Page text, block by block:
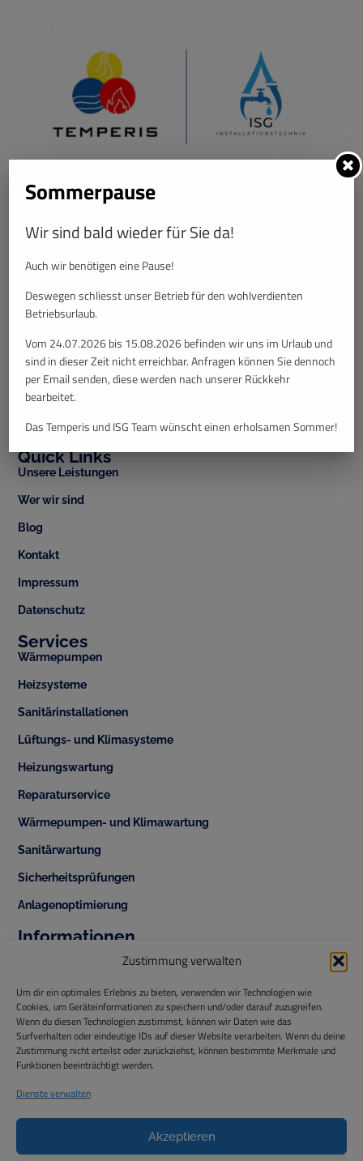
Zustimmung verwalten
Um dir ein optimales Erlebnis zu bieten, verwenden wir Technologien wie
Cookies, um Geräteinformationen zu speichern und/oder darauf zuzugreifen.
Wenn du diesen Technologien zustimmst, können wir Daten wie das
Surfverhalten oder eindeutige IDs auf dieser Website verarbeiten. Wenn du deine
Zustimmung nicht erteilst oder zurückziehst, können bestimmte Merkmale und
Funktionen beeinträchtigt werden.
Dienste verwalten
Akzeptieren
zukunftssichere Haustechnik
Ihr verlässlicher Partner für innovative Installationslösungen und
professionelle Wartungsdienste. Ob Planung, Umsetzung oder
Betreuung – wir bieten Qualität, Effizienz und Service aus einer
Hand.
Quick Links
Unsere Leistungen
Wer wir sind
Blog
Kontakt
Impressum
Datenschutz
Services
Wärmepumpen
Heizsysteme
Sanitärinstallationen
Lüftungs- und Klimasysteme
Heizungswartung
Reparaturservice
Wärmepumpen- und Klimawartung
Sanitärwartung
Sicherheitsprüfungen
Anlagenoptimierung
Informationen
+43 1 343 42 70
office@isg-installationen.at
www.temperis.at
Temperis GmbH
ISG Installationstechnik GmbH
Hintere Ortsstraße 44,
2325 Himberg
Sommerpause
Wir sind bald wieder für Sie da!
Auch wir benötigen eine Pause!
Deswegen schliesst unser Betrieb für den wohlverdienten
Betriebsurlaub.
Vom 24.07.2026 bis 15.08.2026 befinden wir uns im Urlaub und
sind in dieser Zeit nicht erreichbar. Anfragen können Sie dennoch
per Email senden, diese werden nach unserer Rückkehr
bearbeitet.
Das Temperis und ISG Team wünscht einen erholsamen Sommer!